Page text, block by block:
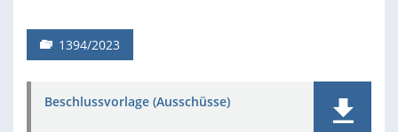
1394/2023
Beschlussvorlage (Ausschüsse)